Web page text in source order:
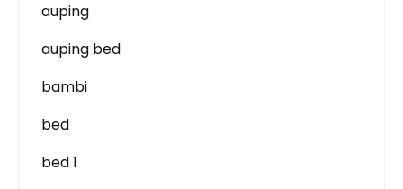
auping
auping bed
bambi
bed
bed 1